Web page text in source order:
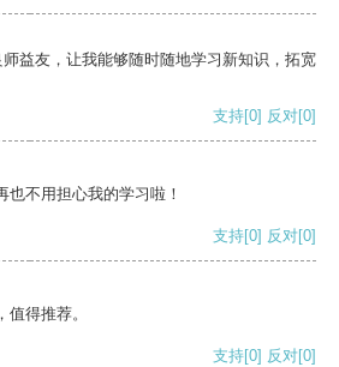
益友，让我能够随时随地学习新知识，拓宽
支持[0] 反对[0]
也不用担心我的学习啦！
支持[0] 反对[0]
得推荐。
支持[0] 反对[0]